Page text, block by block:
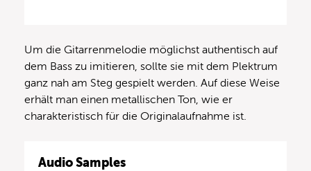
Um die Gitarrenmelodie möglichst authentisch auf
dem Bass zu imitieren, sollte sie mit dem Plektrum
ganz nah am Steg gespielt werden. Auf diese Weise
erhält man einen metallischen Ton, wie er
charakteristisch für die Originalaufnahme ist.
Audio Samples